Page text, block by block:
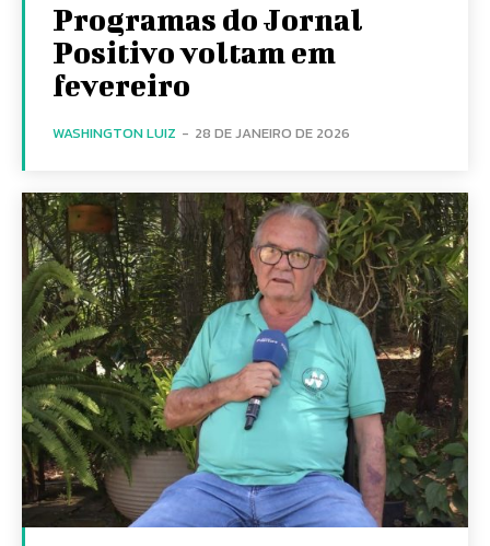
Programas do Jornal
Positivo voltam em
fevereiro
WASHINGTON LUIZ - 28 DE JANEIRO DE 2026